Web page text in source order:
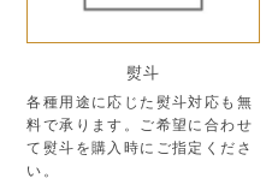
熨斗
各種用途に応じた熨斗対応も無
料で承ります。ご希望に合わせ
て熨斗を購入時にご指定くださ
い。